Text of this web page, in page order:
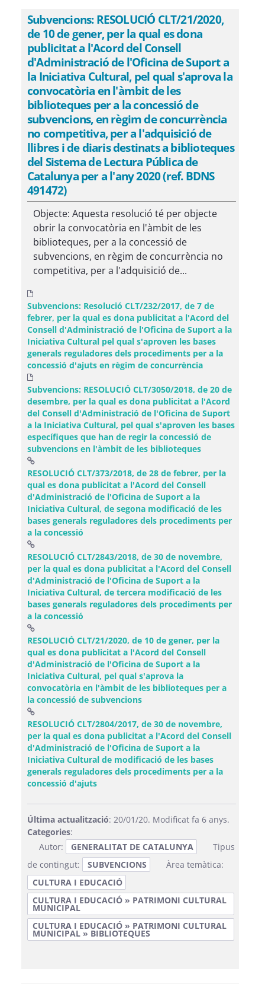
Subvencions: RESOLUCIÓ CLT/21/2020,
de 10 de gener, per la qual es dona
publicitat a l'Acord del Consell
d'Administració de l'Oficina de Suport a
la Iniciativa Cultural, pel qual s'aprova la
convocatòria en l'àmbit de les
biblioteques per a la concessió de
subvencions, en règim de concurrència
no competitiva, per a l'adquisició de
llibres i de diaris destinats a biblioteques
del Sistema de Lectura Pública de
Catalunya per a l'any 2020 (ref. BDNS
491472)
Objecte: Aquesta resolució té per objecte
obrir la convocatòria en l'àmbit de les
biblioteques, per a la concessió de
subvencions, en règim de concurrència no
competitiva, per a l'adquisició de...
Subvencions: Resolució CLT/232/2017, de 7 de
febrer, per la qual es dona publicitat a l'Acord del
Consell d'Administració de l'Oficina de Suport a la
Iniciativa Cultural pel qual s'aproven les bases
generals reguladores dels procediments per a la
concessió d'ajuts en règim de concurrència
Subvencions: RESOLUCIÓ CLT/3050/2018, de 20 de
desembre, per la qual es dona publicitat a l'Acord
del Consell d'Administració de l'Oficina de Suport
a la Iniciativa Cultural, pel qual s'aproven les bases
específiques que han de regir la concessió de
subvencions en l'àmbit de les biblioteques
RESOLUCIÓ CLT/373/2018, de 28 de febrer, per la
qual es dona publicitat a l'Acord del Consell
d'Administració de l'Oficina de Suport a la
Iniciativa Cultural, de segona modificació de les
bases generals reguladores dels procediments per
a la concessió
RESOLUCIÓ CLT/2843/2018, de 30 de novembre,
per la qual es dona publicitat a l'Acord del Consell
d'Administració de l'Oficina de Suport a la
Iniciativa Cultural, de tercera modificació de les
bases generals reguladores dels procediments per
a la concessió
RESOLUCIÓ CLT/21/2020, de 10 de gener, per la
qual es dona publicitat a l'Acord del Consell
d'Administració de l'Oficina de Suport a la
Iniciativa Cultural, pel qual s'aprova la
convocatòria en l'àmbit de les biblioteques per a
la concessió de subvencions(Obre una finestra nova)
RESOLUCIÓ CLT/2804/2017, de 30 de novembre,
per la qual es dona publicitat a l'Acord del Consell
d'Administració de l'Oficina de Suport a la
Iniciativa Cultural de modificació de les bases
generals reguladores dels procediments per a la
concessió d'ajuts(Obre una finestra nova)
Última actualització: 20/01/20. Modificat fa 6 anys.
Categories:
Autor:
GENERALITAT DE CATALUNYA
Tipus
de contingut:
SUBVENCIONS
Àrea temàtica:
CULTURA I EDUCACIÓ
CULTURA I EDUCACIÓ » PATRIMONI CULTURAL
MUNICIPAL
CULTURA I EDUCACIÓ » PATRIMONI CULTURAL
MUNICIPAL » BIBLIOTEQUES